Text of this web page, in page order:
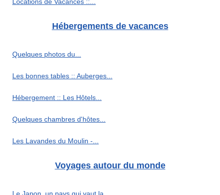
Hébergements de vacances
Quelques photos du...
Les bonnes tables :: Auberges...
Hébergement :: Les Hôtels...
Quelques chambres d'hôtes...
Les Lavandes du Moulin -...
Voyages autour du monde
Le Japon, un pays qui vaut la...